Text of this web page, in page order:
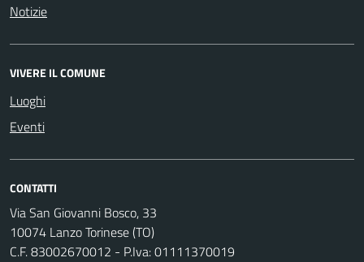
Notizie
VIVERE IL COMUNE
Luoghi
Eventi
CONTATTI
Via San Giovanni Bosco, 33
10074 Lanzo Torinese (TO)
C.F. 83002670012 - P.Iva: 01111370019